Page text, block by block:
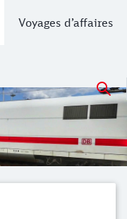
Voyages d’affaires
complète de